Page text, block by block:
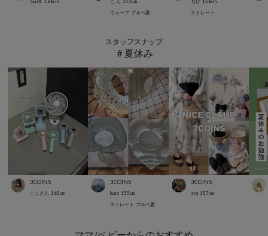
Suu☺︎ 168cm こ ん 153cm
ウェーブ ブルベ夏
ちひ 158cm
ストレート
スタッフスナップ
＃夏休み
3COINS
こじさん 160cm
3COINS
kuro 155cm
ストレート ブルベ夏
3COINS
aya 157cm